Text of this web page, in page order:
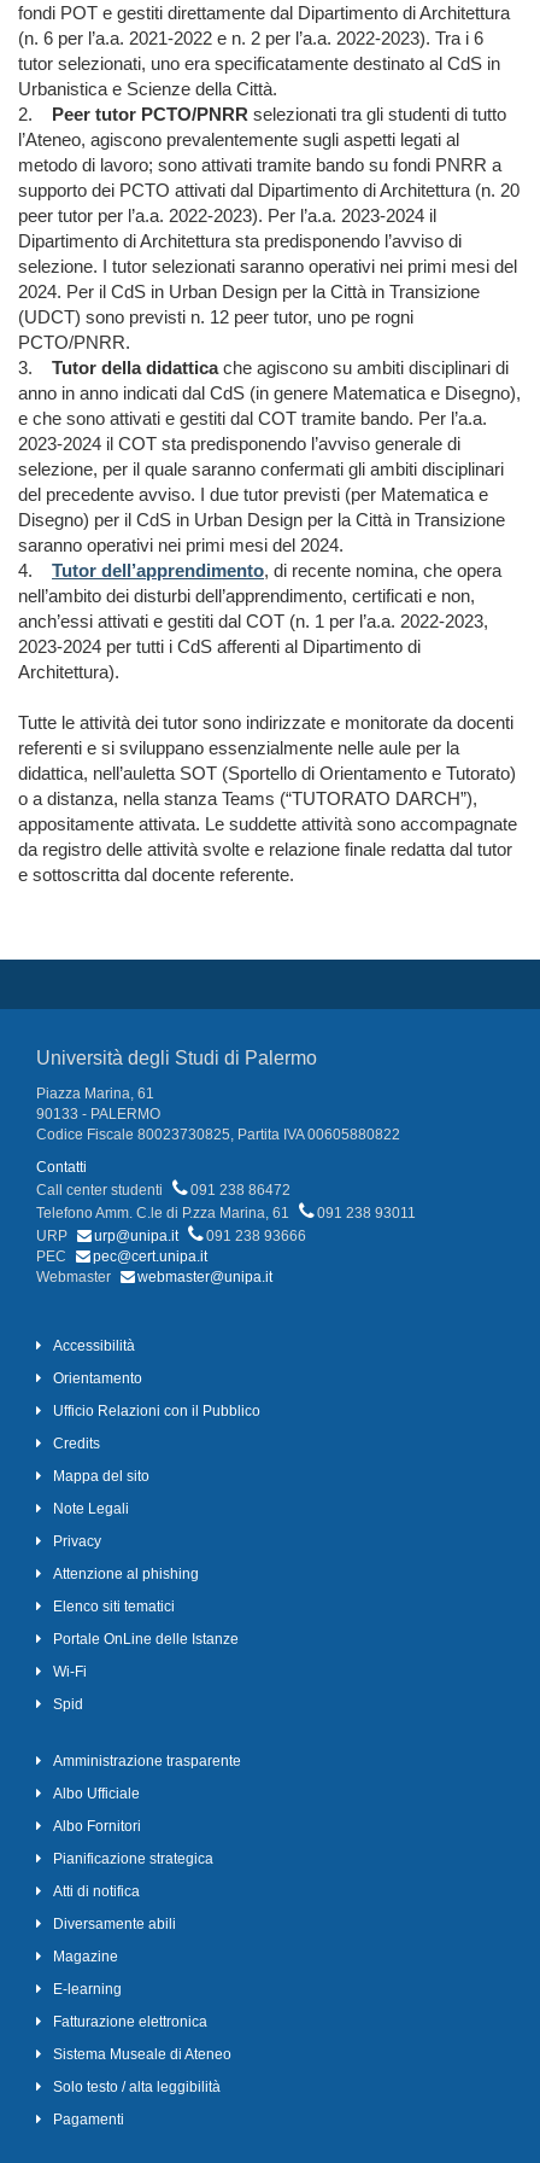
fondi POT e gestiti direttamente dal Dipartimento di Architettura
(n. 6 per l’a.a. 2021-2022 e n. 2 per l’a.a. 2022-2023). Tra i 6
tutor selezionati, uno era specificatamente destinato al CdS in
Urbanistica e Scienze della Città.
2. Peer tutor PCTO/PNRR selezionati tra gli studenti di tutto
l’Ateneo, agiscono prevalentemente sugli aspetti legati al
metodo di lavoro; sono attivati tramite bando su fondi PNRR a
supporto dei PCTO attivati dal Dipartimento di Architettura (n. 20
peer tutor per l’a.a. 2022-2023). Per l’a.a. 2023-2024 il
Dipartimento di Architettura sta predisponendo l’avviso di
selezione. I tutor selezionati saranno operativi nei primi mesi del
2024. Per il CdS in Urban Design per la Città in Transizione
(UDCT) sono previsti n. 12 peer tutor, uno pe rogni
PCTO/PNRR.
3. Tutor della didatticache agiscono su ambiti disciplinari di
anno in anno indicati dal CdS (in genere Matematica e Disegno),
e che sono attivati e gestiti dal COT tramite bando. Per l’a.a.
2023-2024 il COT sta predisponendo l’avviso generale di
selezione, per il quale saranno confermati gli ambiti disciplinari
del precedente avviso. I due tutor previsti (per Matematica e
Disegno) per il CdS in Urban Design per la Città in Transizione
saranno operativi nei primi mesi del 2024.
4. Tutor dell’apprendimento, di recente nomina, che opera
nell’ambito dei disturbi dell’apprendimento, certificati e non,
anch’essi attivati e gestiti dal COT (n. 1 per l’a.a. 2022-2023,
2023-2024 per tutti i CdS afferenti al Dipartimento di
Architettura).
Tutte le attività dei tutor sono indirizzate e monitorate da docenti
referenti e si sviluppano essenzialmente nelle aule per la
didattica, nell’auletta SOT (Sportello di Orientamento e Tutorato)
o a distanza, nella stanza Teams (“TUTORATO DARCH”),
appositamente attivata. Le suddette attività sono accompagnate
da registro delle attività svolte e relazione finale redatta dal tutor
e sottoscritta dal docente referente.
Università degli Studi di Palermo
Piazza Marina, 61
90133 - PALERMO
Codice Fiscale 80023730825, Partita IVA 00605880822
Contatti
Call center studenti
091 238 86472
Telefono Amm. C.le di P.zza Marina, 61
091 238 93011
URP
urp@unipa.it
091 238 93666
PEC
pec@cert.unipa.it
Webmaster
webmaster@unipa.it
Accessibilità
Orientamento
Ufficio Relazioni con il Pubblico
Credits
Mappa del sito
Note Legali
Privacy
Attenzione al phishing
Elenco siti tematici
Portale OnLine delle Istanze
Wi-Fi
Spid
Amministrazione trasparente
Albo Ufficiale
Albo Fornitori
Pianificazione strategica
Atti di notifica
Diversamente abili
Magazine
E-learning
Fatturazione elettronica
Sistema Museale di Ateneo
Solo testo / alta leggibilità
Pagamenti